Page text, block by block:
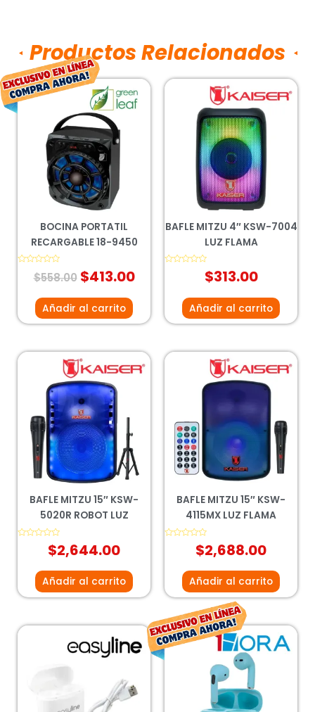
Productos Relacionados
BOCINA PORTATIL
RECARGABLE 18-9450
Valorado
$558.00
El
precio
original
era:
$558.00.
$413.00
El
precio
Añadir al carrito
BAFLE MITZU 4″ KSW-7004
LUZ FLAMA
$313.00
Añadir al carrito
BAFLE MITZU 15″ KSW-
5020R ROBOT LUZ
$2,644.00
Añadir al carrito
BAFLE MITZU 15″ KSW-
4115MX LUZ FLAMA
$2,688.00
Añadir al carrito
El
precio
original
era:
$199.00.
El